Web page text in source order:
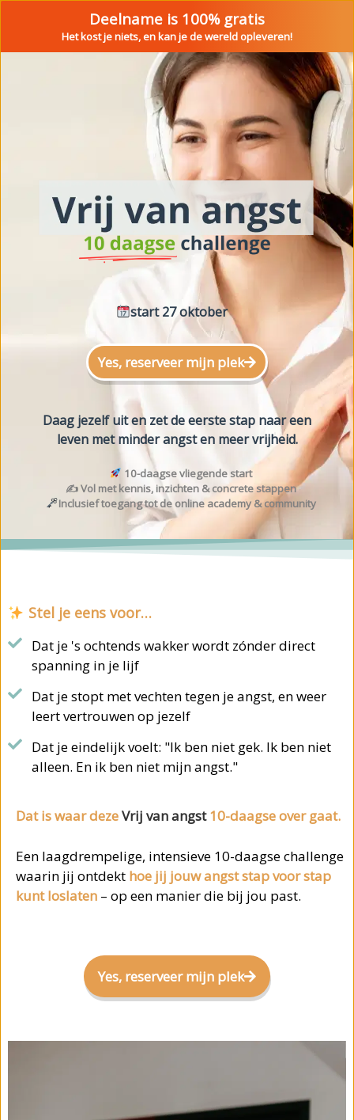
Deelname is 100% gratis
Het kost je niets, en kan je de wereld opleveren!
start 27 oktober
Yes, reserveer mijn plek
Daag jezelf uit en zet de eerste stap naar een
leven met minder angst en meer vrijheid.
10-daagse vliegende start
✍️ Vol met kennis, inzichten & concrete stappen
Inclusief toegang tot de online academy & community
Stel je eens voor…
Dat je 's ochtends wakker wordt zónder direct
spanning in je lijf
Dat je stopt met vechten tegen je angst, en weer
leert vertrouwen op jezelf
Dat je eindelijk voelt: "Ik ben niet gek. Ik ben niet
alleen. En ik ben niet mijn angst."
Dat is waar dezeVrij van angst 10-daagse over gaat.
Een laagdrempelige, intensieve 10-daagse challenge
waarin jij ontdekt hoe jij jouw angst stap voor stap
kunt loslaten – op een manier die bij jou past.
Yes, reserveer mijn plek